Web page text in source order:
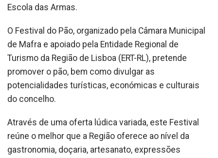
Escola das Armas.
O Festival do Pão, organizado pela Câmara Municipal
de Mafra e apoiado pela Entidade Regional de
Turismo da Região de Lisboa (ERT-RL), pretende
promover o pão, bem como divulgar as
potencialidades turísticas, económicas e culturais
do concelho.
Através de uma oferta lúdica variada, este Festival
reúne o melhor que a Região oferece ao nível da
gastronomia, doçaria, artesanato, expressões